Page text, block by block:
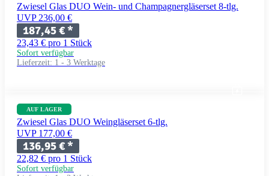
Zwiesel Glas DUO Wein- und Champagnergläserset 8-tlg.
UVP 236,00 €
187,45 €*
23,43 € pro 1 Stück
Sofort verfügbar
Lieferzeit: 1 - 3 Werktage
AUF LAGER
Zwiesel Glas DUO Weingläserset 6-tlg.
UVP 177,00 €
136,95 €*
22,82 € pro 1 Stück
Sofort verfügbar